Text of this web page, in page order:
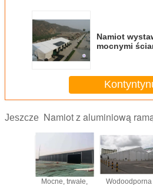
Namiot
mocnymi
Jeszcze Namiot z aluminiową
Mocne, trwałe, Wodoodporna